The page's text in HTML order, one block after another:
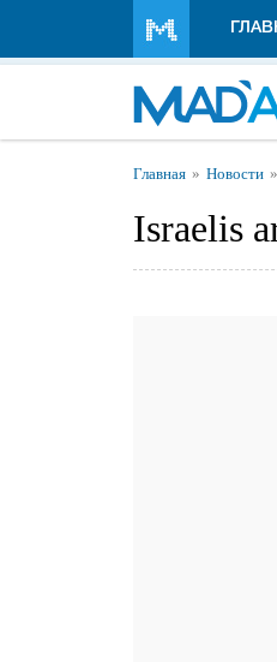
Вы
Главная Новости
Israelis